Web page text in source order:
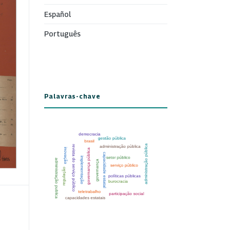
Español
Português
Palavras-chave